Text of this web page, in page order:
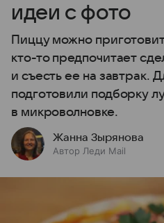
идеи с фото
Пиццу можно
кто-то предпочитает
и съесть ее на завтрак.
подготовили подборку
в микроволновке.
Жанна Зырянова
Автор Леди Mail